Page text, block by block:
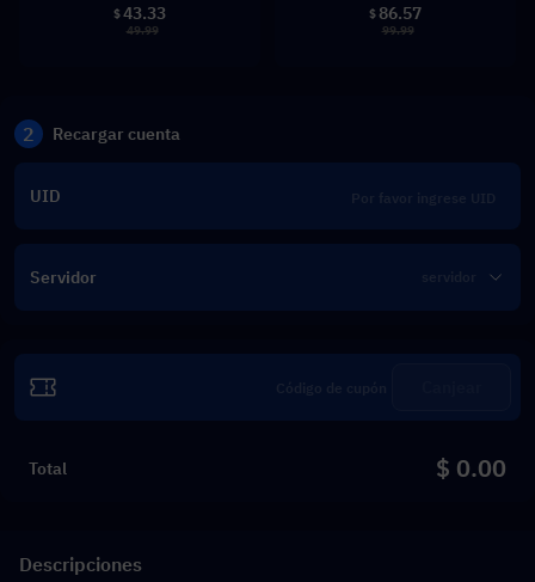
$43.33
49.99
$ 86.57
99.99
2 Recargar cuenta
UID
Servidor
Total $ 0.00
Descripciones